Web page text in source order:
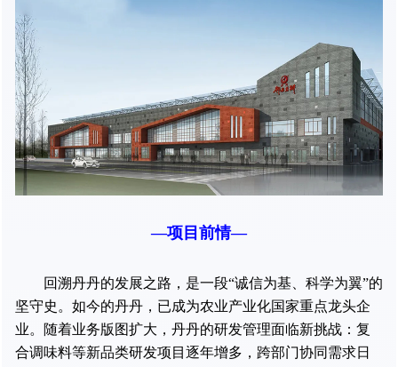
—项目前情—
回溯丹丹的发展之路，是一段“诚信为基、科学为翼”的
坚守史。如今的丹丹，已成为农业产业化国家重点龙头企
业。随着业务版图扩大，丹丹的研发管理面临新挑战：复
合调味料等新品类研发项目逐年增多，跨部门协同需求日